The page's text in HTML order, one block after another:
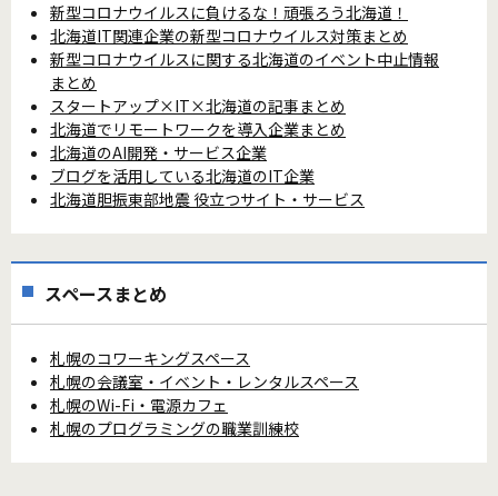
新型コロナウイルスに負けるな！頑張ろう北海道！
北海道IT関連企業の新型コロナウイルス対策まとめ
新型コロナウイルスに関する北海道のイベント中止情報
まとめ
スタートアップ×IT×北海道の記事まとめ
北海道でリモートワークを導入企業まとめ
北海道のAI開発・サービス企業
ブログを活用している北海道のIT企業
北海道胆振東部地震 役立つサイト・サービス
スペースまとめ
札幌のコワーキングスペース
札幌の会議室・イベント・レンタルスペース
札幌のWi-Fi・電源カフェ
札幌のプログラミングの職業訓練校